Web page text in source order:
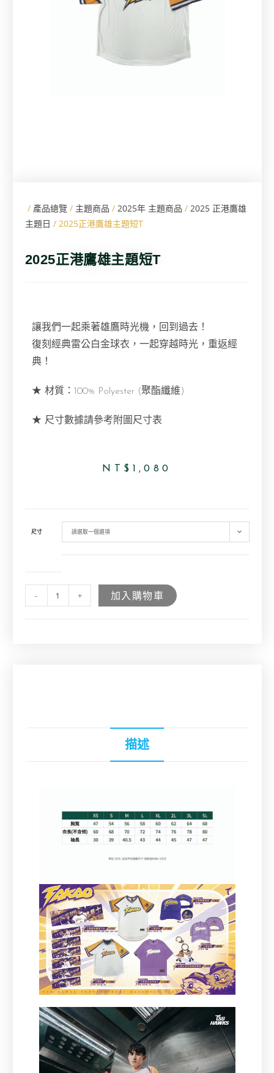
/ 產品總覽/ 主題商品 / 2025年 主題商品 / 2025 正港鷹雄
主題日 / 2025正港鷹雄主題短T
2025正港鷹雄主題短T
讓我們一起乘著雄鷹時光機，回到過去！
復刻經典雷公白金球衣，一起穿越時光，重返經
典！
★ 材質：100% Polyester (聚酯纖維)
★ 尺寸數據請參考附圖尺寸表
NT$ 1,080
尺寸 請選取一個選項
- + 加入購物車
描述